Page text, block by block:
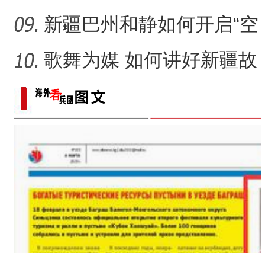
国军垦第一城”
新疆巴州和静如何开启“空
中水库”大门？
歌舞为媒 如何讲好新疆故
事？